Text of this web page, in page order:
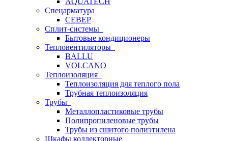
Спецарматура
СЕВЕР
Сплит-системы
Бытовые кондиционеры
Тепловентиляторы
BALLU
VOLCANO
Теплоизоляция
Теплоизоляция для теплого пола
Трубная теплоизоляция
Трубы
Металлопластиковые трубы
Полипропиленовые трубы
Трубы из сшитого полиэтилена
Шкафы коллекторные